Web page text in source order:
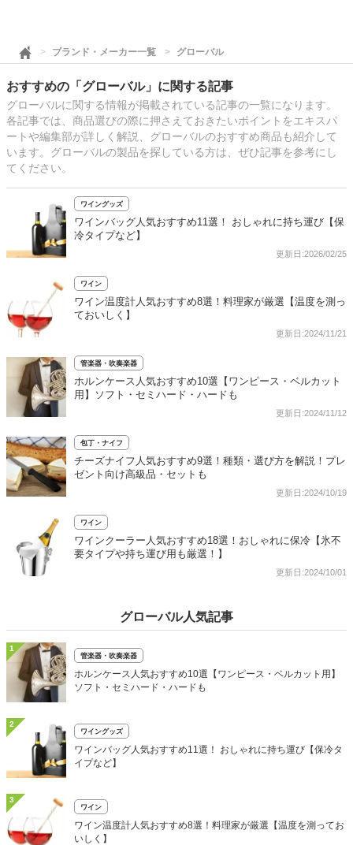
ブランド・メーカー一覧 グローバル
おすすめの「グローバル」に関する記事
グローバルに関する情報が掲載されている記事の一覧になります。
各記事では、商品選びの際に押さえておきたいポイントをエキスパ
ートや編集部が詳しく解説、グローバルのおすすめ商品も紹介して
います。グローバルの製品を探している方は、ぜひ記事を参考にし
てください。
ワイングッズ
ワインバッグ人気おすすめ11選！ おしゃれに持ち運び【保
冷タイプなど】
更新日:2026/02/25
ワイン
ワイン温度計人気おすすめ8選！料理家が厳選【温度を測っ
ておいしく】
更新日:2024/11/21
管楽器・吹奏楽器
ホルンケース人気おすすめ10選【ワンピース・ベルカット
用】ソフト・セミハード・ハードも
更新日:2024/11/12
包丁・ナイフ
チーズナイフ人気おすすめ9選！種類・選び方を解説！プレ
ゼント向け高級品・セットも
更新日:2024/10/19
ワイン
ワインクーラー人気おすすめ18選！おしゃれに保冷【氷不
要タイプや持ち運び用も厳選！】
更新日:2024/10/01
グローバル人気記事
1
管楽器・吹奏楽器
ホルンケース人気おすすめ10選【ワンピース・ベルカット用】
ソフト・セミハード・ハードも
2
ワイングッズ
ワインバッグ人気おすすめ11選！ おしゃれに持ち運び【保冷タ
イプなど】
3
ワイン
ワイン温度計人気おすすめ8選！料理家が厳選【温度を測ってお
いしく】